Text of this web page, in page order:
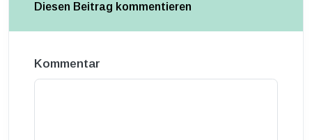
Diesen Beitrag kommentieren
Kommentar